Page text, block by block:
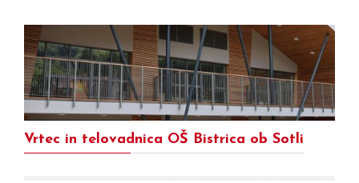
Vrtec in telovadnica OŠ Bistrica ob Sotli